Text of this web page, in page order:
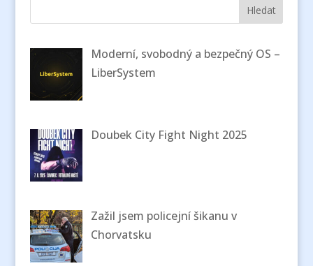
Moderní, svobodný a bezpečný OS –
LiberSystem
Doubek City Fight Night 2025
Zažil jsem policejní šikanu v
Chorvatsku